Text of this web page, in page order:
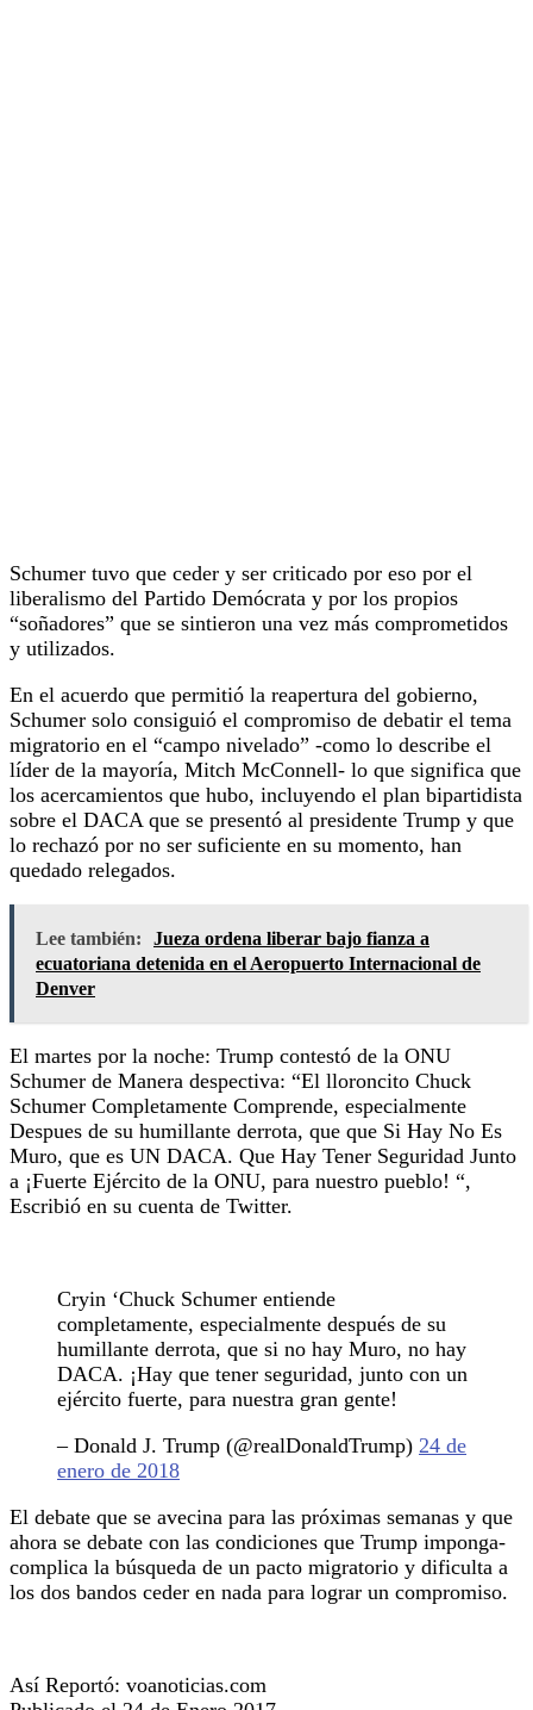
Schumer tuvo que ceder y ser criticado por eso por el
liberalismo del Partido Demócrata y por los propios
“soñadores” que se sintieron una vez más comprometidos
y utilizados.
En el acuerdo que permitió la reapertura del gobierno,
Schumer solo consiguió el compromiso de debatir el tema
migratorio en el “campo nivelado” -como lo describe el
líder de la mayoría, Mitch McConnell- lo que significa que
los acercamientos que hubo, incluyendo el plan bipartidista
sobre el DACA que se presentó al presidente Trump y que
lo rechazó por no ser suficiente en su momento, han
quedado relegados.
Lee también:
Jueza ordena liberar bajo fianza a
ecuatoriana detenida en el Aeropuerto Internacional de
Denver
El martes por la noche: Trump contestó de la ONU
Schumer de Manera despectiva: “El lloroncito Chuck
Schumer Completamente Comprende, especialmente
Despues de su humillante derrota, que que Si Hay No Es
Muro, que es UN DACA. Que Hay Tener Seguridad Junto
a ¡Fuerte Ejército de la ONU, para nuestro pueblo! “,
Escribió en su cuenta de Twitter.
Cryin ‘Chuck Schumer entiende
completamente, especialmente después de su
humillante derrota, que si no hay Muro, no hay
DACA. ¡Hay que tener seguridad, junto con un
ejército fuerte, para nuestra gran gente!
– Donald J. Trump (@realDonaldTrump) 24 de
enero de 2018
El debate que se avecina para las próximas semanas y que
ahora se debate con las condiciones que Trump imponga-
complica la búsqueda de un pacto migratorio y dificulta a
los dos bandos ceder en nada para lograr un compromiso.
Así Reportó: voanoticias.com